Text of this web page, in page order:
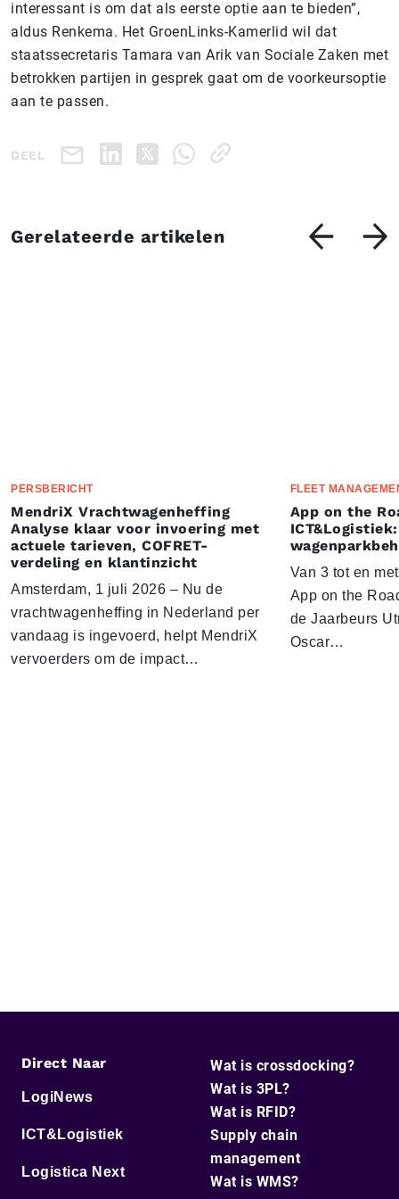
interessant is om dat als eerste optie aan te bieden”,
aldus Renkema. Het GroenLinks-Kamerlid wil dat
staatssecretaris Tamara van Arik van Sociale Zaken met
betrokken partijen in gesprek gaat om de voorkeursoptie
aan te passen.
DEEL
Gerelateerde artikelen
PERSBERICHT
MendriX Vrachtwagenheffing
Analyse klaar voor invoering met
actuele tarieven, COFRET-
verdeling en klantinzicht
Amsterdam, 1 juli 2026 – Nu de
vrachtwagenheffing in Nederland per
vandaag is ingevoerd, helpt MendriX
vervoerders om de impact…
FLEET
App on the
Van 3 tot en
App on the
de Jaarbeurs
Oscar…
Direct Naar
LogiNews
ICT&Logistiek
Logistica Next
Wat is crossdocking?
Wat is 3PL?
Wat is RFID?
Supply chain
management
Wat is WMS?